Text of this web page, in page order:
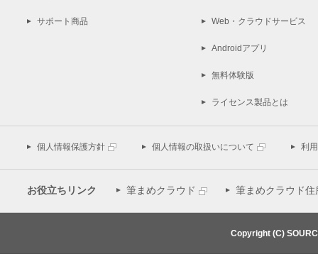
サポート商品 Web・クラウドサービス
Androidアプリ
無料体験版
ライセンス製品とは
個人情報保護方針 個人情報の取扱いについて 利
お役立ちリンク 筆まめクラウド 筆まめクラウド住
Copyright (C)